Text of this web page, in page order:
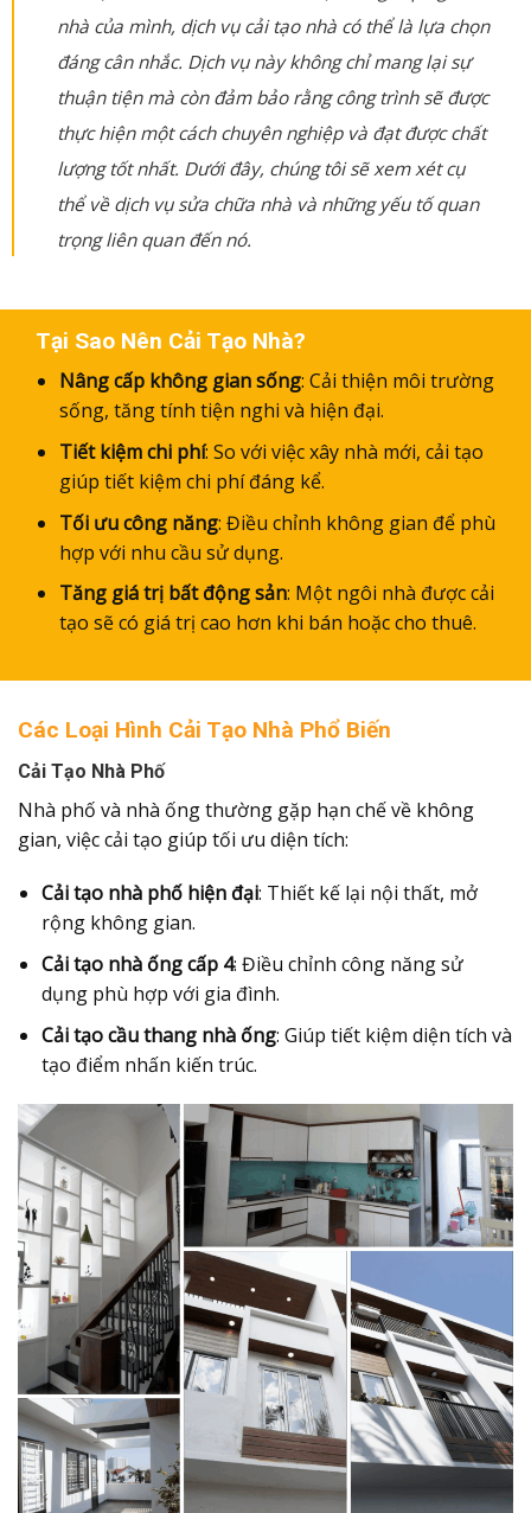
nhà của mình, dịch vụ cải tạo nhà có thể là lựa chọn
đáng cân nhắc. Dịch vụ này không chỉ mang lại sự
thuận tiện mà còn đảm bảo rằng công trình sẽ được
thực hiện một cách chuyên nghiệp và đạt được chất
lượng tốt nhất. Dưới đây, chúng tôi sẽ xem xét cụ
thể về dịch vụ sửa chữa nhà và những yếu tố quan
trọng liên quan đến nó.
Tại Sao Nên Cải Tạo Nhà?
Nâng cấp không gian sống: Cải thiện môi trường
sống, tăng tính tiện nghi và hiện đại.
Tiết kiệm chi phí: So với việc xây nhà mới, cải tạo
giúp tiết kiệm chi phí đáng kể.
Tối ưu công năng: Điều chỉnh không gian để phù
hợp với nhu cầu sử dụng.
Tăng giá trị bất động sản: Một ngôi nhà được cải
tạo sẽ có giá trị cao hơn khi bán hoặc cho thuê.
Các Loại Hình Cải Tạo Nhà Phổ Biến
Cải Tạo Nhà Phố
Nhà phố và nhà ống thường gặp hạn chế về không
gian, việc cải tạo giúp tối ưu diện tích:
Cải tạo nhà phố hiện đại: Thiết kế lại nội thất, mở
rộng không gian.
Cải tạo nhà ống cấp 4: Điều chỉnh công năng sử
dụng phù hợp với gia đình.
Cải tạo cầu thang nhà ống: Giúp tiết kiệm diện tích và
tạo điểm nhấn kiến trúc.